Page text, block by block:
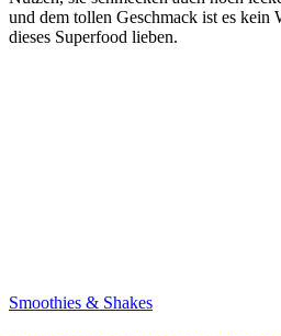
und dem tollen Geschmack ist es kein
dieses Superfood lieben.
Smoothies & Shakes